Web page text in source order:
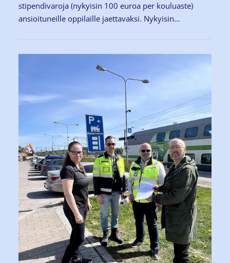
stipendivaroja (nykyisin 100 euroa per kouluaste)
ansioituneille oppilaille jaettavaksi. Nykyisin…